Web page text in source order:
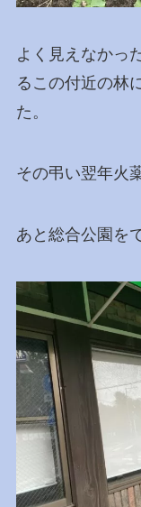
よく見えなかっ
るこの付近の林
た。
その弔い翌年火
あと総合公園を